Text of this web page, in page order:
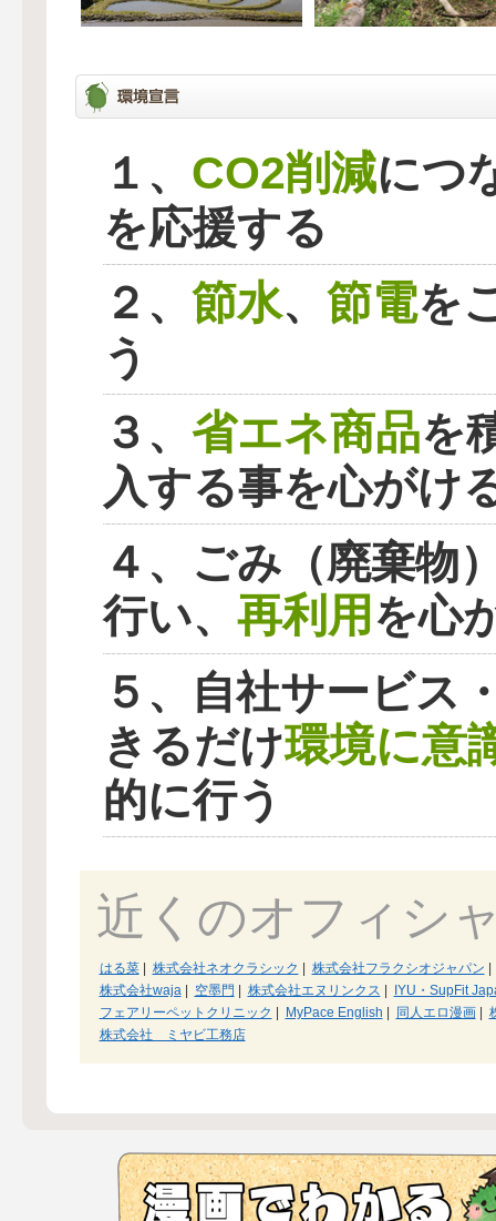
１、 CO2削減につ
を応援する
２、 節水、 節電を
う
３、 省エネ商品を
入する事を心がけ
４、ごみ（廃棄物
行い、 再利用を心
５、自社サービス
きるだけ環境に意
的に行う
近くのオフィシ
はる菜| 株式会社ネオクラシック 株式会社フラクシオジャパン
株式会社waja| 空墨門 株式会社エヌリンクス
IYU・SupFit
フェアリーペットクリニック
MyPace English 同人エロ漫画|
株式会社 ミヤビ工務店